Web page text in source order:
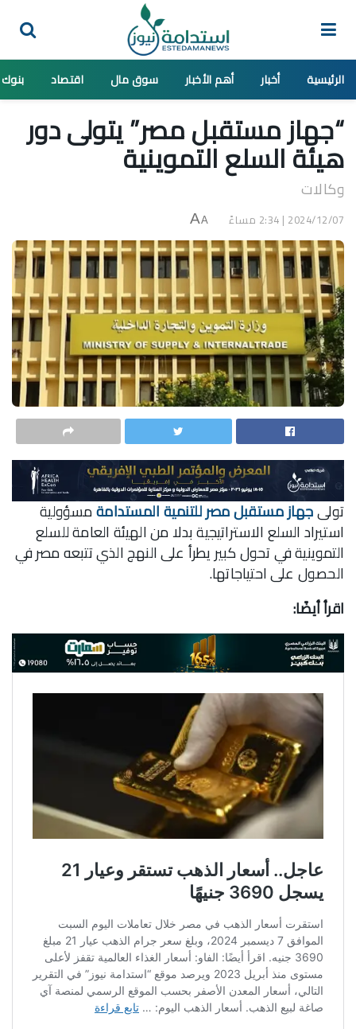
الرئيسية أخبار أهم الأخبار سوق مال اقتصاد بنوك
“جهاز مستقبل مصر” يتولى دور
هيئة السلع التموينية
وكالات
2024/12/07 | 2:34 مساءً A
A
تولىجهاز مستقبل مصر للتنمية المستدامةمسؤولية
استيراد السلع الاستراتيجية بدلا من الهيئة العامة للسلع
التموينية في تحول كبير يطرأ على النهج الذي تتبعه مصر في
الحصول على احتياجاتها.
اقرأ أيضًا: